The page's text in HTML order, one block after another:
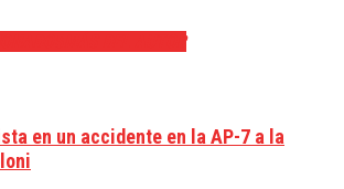
en un accidente en la AP-7 a la